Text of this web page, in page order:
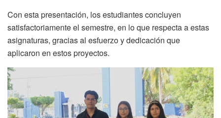
Con esta presentación, los estudiantes concluyen
satisfactoriamente el semestre, en lo que respecta a estas
asignaturas, gracias al esfuerzo y dedicación que
aplicaron en estos proyectos.